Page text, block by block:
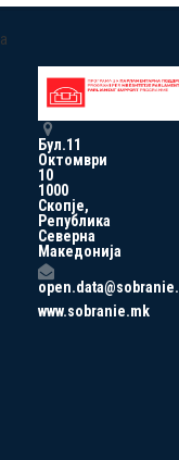
a
Бул.11
Октомври
10
1000
Скопје,
Република
Северна
Македонија
www.sobranie.mk